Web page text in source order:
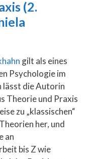
(2.
gilt als eines
Psychologie im
lässt die Autorin
Theorie und Praxis
zu „klassischen“
her, und
an
bis Z wie